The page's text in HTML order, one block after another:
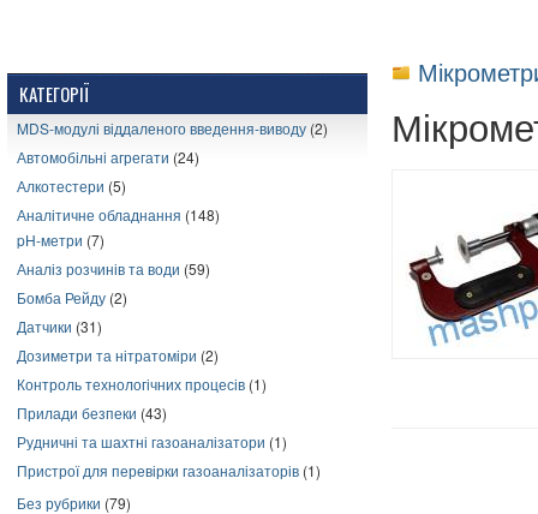
КАТЕГОРІЇ
MDS-модулі віддаленого введення-виводу (2)
Автомобільні агрегати (24)
Алкотестери (5)
Аналітичне обладнання (148)
pH-метри (7)
Аналіз розчинів та води (59)
Бомба Рейду (2)
Датчики (31)
Дозиметри та нітратоміри (2)
Контроль технологічних процесів (1)
Прилади безпеки (43)
Рудничні та шахтні газоаналізатори (1)
Пристрої для перевірки газоаналізаторів (1)
Без рубрики (79)